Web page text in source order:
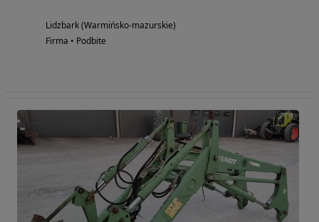
Lidzbark (Warmińsko-mazurskie)
Firma • Podbite